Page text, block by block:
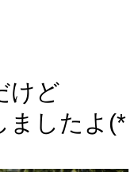
けど
ましたよ(*